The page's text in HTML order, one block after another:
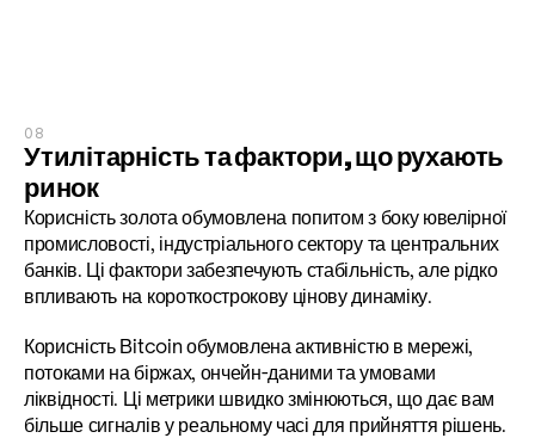
08
Утилітарність та фактори, що рухають
ринок
Корисність золота обумовлена попитом з боку ювелірної
промисловості, індустріального сектору та центральних
банків. Ці фактори забезпечують стабільність, але рідко
впливають на короткострокову цінову динаміку.
Корисність Bitcoin обумовлена активністю в мережі,
потоками на біржах, ончейн-даними та умовами
ліквідності. Ці метрики швидко змінюються, що дає вам
більше сигналів у реальному часі для прийняття рішень.